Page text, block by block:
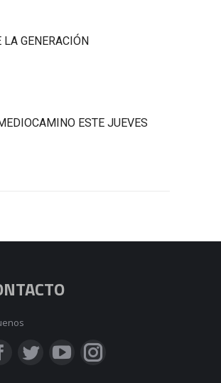
GENERACIÓN
ESTE JUEVES
en:
Twitter YouTubeInstagram